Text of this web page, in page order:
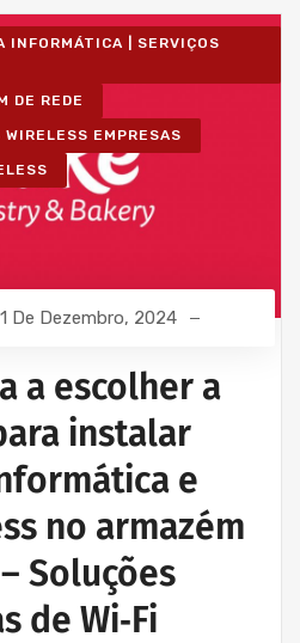
INFORMÁTICA | SERVIÇOS
DE REDE
EMPRESAS
1 De Dezembro, 2024
a escolher a
instalar
e
no armazém
Soluções
de Wi‑Fi